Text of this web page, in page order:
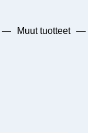
— Muut tuotteet —